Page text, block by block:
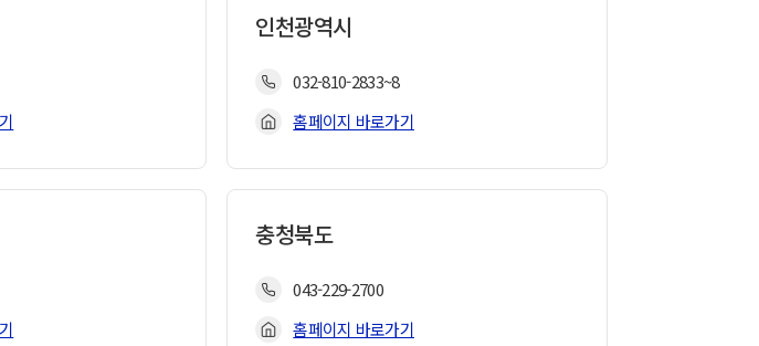
인천광역시
032-810-2833~8
홈페이지 바로가기
충청북도
043-229-2700
홈페이지 바로가기